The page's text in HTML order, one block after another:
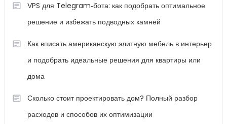
VPS для Telegram‑бота: как подобрать оптимальное
решение и избежать подводных камней
Как вписать американскую элитную мебель в интерьер
и подобрать идеальные решения для квартиры или
дома
Сколько стоит проектировать дом? Полный разбор
расходов и способов их оптимизации